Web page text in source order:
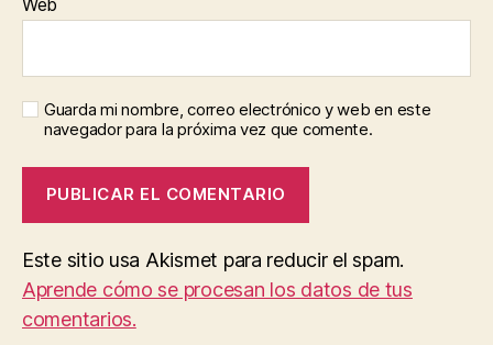
Guarda mi nombre, correo electrónico y web en este
navegador para la próxima vez que comente.
Este sitio usa Akismet para reducir el spam.
Aprende cómo se procesan los datos de tus
comentarios.